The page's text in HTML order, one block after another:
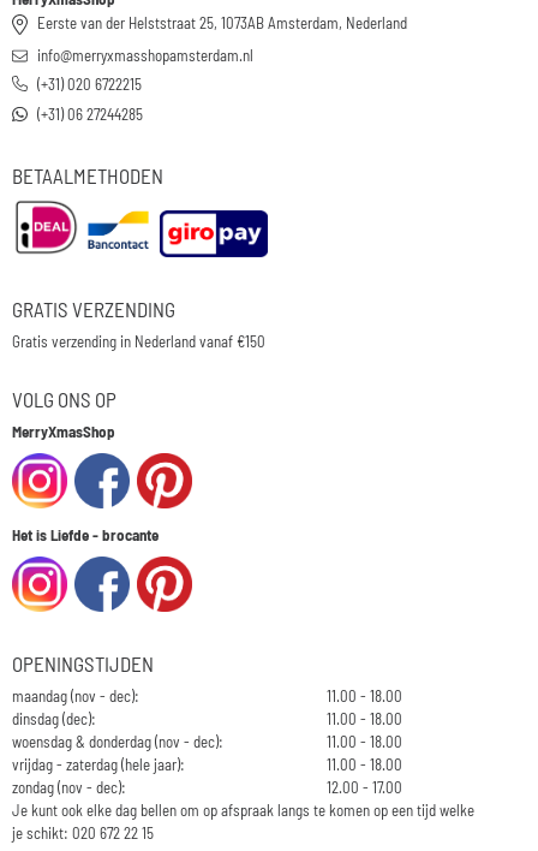
Eerste van der Helststraat 25, 1073AB Amsterdam, Nederland
info@merryxmasshopamsterdam.nl
(+31) 020 6722215
(+31) 06 27244285
BETAALMETHODEN
GRATIS VERZENDING
Gratis verzending in Nederland vanaf €150
VOLG ONS OP
MerryXmasShop
Het is Liefde - brocante
OPENINGSTIJDEN
maandag (nov - dec):
11.00 - 18.00
dinsdag (dec):
11.00 - 18.00
woensdag & donderdag (nov - dec):
11.00 - 18.00
vrijdag - zaterdag (hele jaar):
11.00 - 18.00
zondag (nov - dec):
12.00 - 17.00
Je kunt ook elke dag bellen om op afspraak langs te komen op een tijd welke
je schikt: 020 672 22 15